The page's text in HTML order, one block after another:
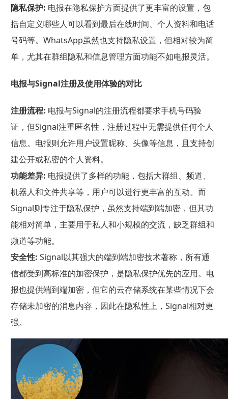
隐私保护: 电报在隐私保护方面提供了更丰富的设置，包
括自定义哪些人可以看到最后在线时间、个人资料和电话
号码等。WhatsApp虽然也支持隐私设置，但相对较为简
单，尤其在群组隐私和信息管理方面功能不如电报灵活。
电报与Signal注册及使用体验的对比
注册流程: 电报与Signal的注册流程都要求手机号码验
证，但Signal注重匿名性，注册过程中无需提供任何个人
信息。电报则允许用户设置昵称、头像等信息，且支持创
建公开或私密的个人资料。
功能差异: 电报提供了多样的功能，包括大群组、频道、
机器人和文件共享等，用户可以进行更丰富的互动。而
Signal则专注于隐私保护，虽然支持端到端加密，但其功
能相对简单，主要用于私人和小规模的交流，缺乏群组和
频道等功能。
安全性: Signal以其强大的端到端加密技术著称，所有通
信都受到高标准的加密保护，是隐私保护优先的应用。电
报也提供端到端加密，但它的云存储系统在某些情况下会
存储未加密的消息内容，因此在隐私性上，Signal相对更
强。